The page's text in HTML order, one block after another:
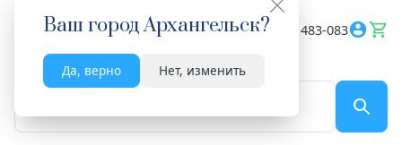
Ваш городАрхангельск?
Да, верно Нет, изменить
Весь сайт 8182 483-083